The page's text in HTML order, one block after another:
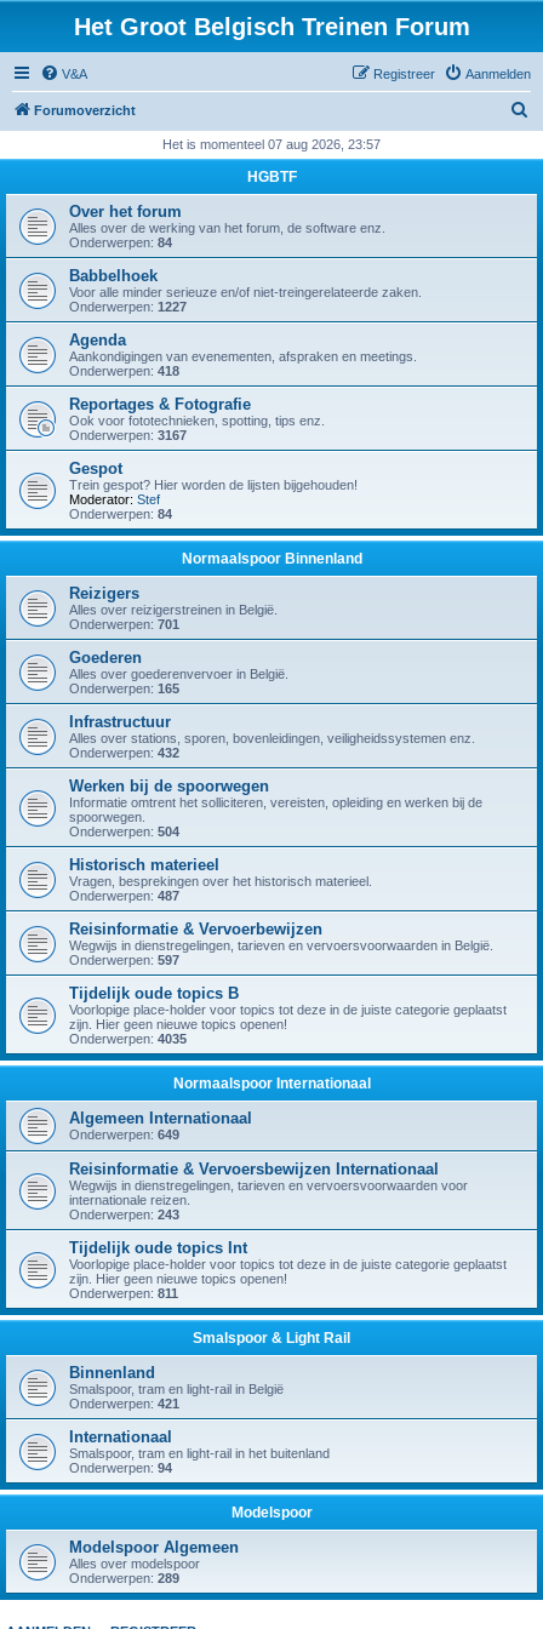
Het Groot Belgisch Treinen Forum
V&A Aanmelden
Registreer
Forumoverzicht
k
Het is momenteel 07 aug 2026, 23:57
HGBTF
Over het forum
Alles over de werking van het forum, de software enz.
Onderwerpen: 84
Babbelhoek
Voor alle minder serieuze en/of niet-treingerelateerde zaken.
Onderwerpen: 1227
Agenda
Aankondigingen van evenementen, afspraken en meetings.
Onderwerpen: 418
Reportages & Fotografie
Ook voor fototechnieken, spotting, tips enz.
Onderwerpen: 3167
Gespot
Trein gespot? Hier worden de lijsten bijgehouden!
Moderator: Stef
Onderwerpen: 84
Normaalspoor Binnenland
Reizigers
Alles over reizigerstreinen in België.
Onderwerpen: 701
Goederen
Alles over goederenvervoer in België.
Onderwerpen: 165
Infrastructuur
Alles over stations, sporen, bovenleidingen, veiligheidssystemen enz.
Onderwerpen: 432
Werken bij de spoorwegen
Informatie omtrent het solliciteren, vereisten, opleiding en werken bij de
spoorwegen.
Onderwerpen: 504
Historisch materieel
Vragen, besprekingen over het historisch materieel.
Onderwerpen: 487
Reisinformatie & Vervoerbewijzen
Wegwijs in dienstregelingen, tarieven en vervoersvoorwaarden in België.
Onderwerpen: 597
Tijdelijk oude topics B
Voorlopige place-holder voor topics tot deze in de juiste categorie geplaatst
zijn. Hier geen nieuwe topics openen!
Onderwerpen: 4035
Normaalspoor Internationaal
Algemeen Internationaal
Onderwerpen: 649
Reisinformatie & Vervoersbewijzen Internationaal
Wegwijs in dienstregelingen, tarieven en vervoersvoorwaarden voor
internationale reizen.
Onderwerpen: 243
Tijdelijk oude topics Int
Voorlopige place-holder voor topics tot deze in de juiste categorie geplaatst
zijn. Hier geen nieuwe topics openen!
Onderwerpen: 811
Smalspoor & Light Rail
Binnenland
Smalspoor, tram en light-rail in België
Onderwerpen: 421
Internationaal
Smalspoor, tram en light-rail in het buitenland
Onderwerpen: 94
Modelspoor
Modelspoor Algemeen
Alles over modelspoor
Onderwerpen: 289